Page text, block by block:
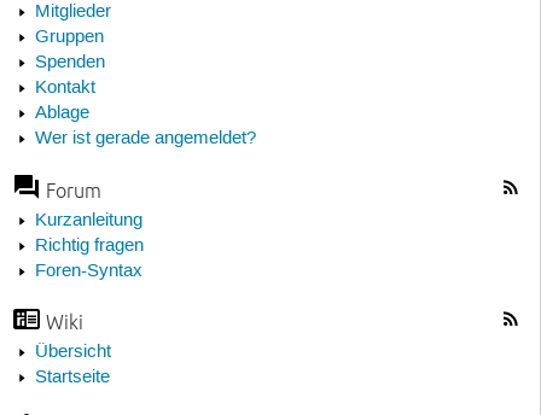
Mitglieder
Gruppen
Spenden
Kontakt
Ablage
Wer ist gerade angemeldet?
Forum
Kurzanleitung
Richtig fragen
Foren-Syntax
Wiki
Übersicht
Startseite